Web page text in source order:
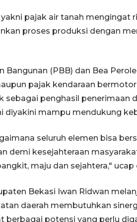
pajak air tanah mengingat
proses produksi dengan
Bangunan (PBB) dan Bea
pajak kendaraan
sebagai penghasil penerimaan
diyakini mampu mendukung
seluruh elemen bisa
demi kesejahteraan
maju dan sejahtera," ucap
Bekasi Iwan Ridwan
daerah membutuhkan
berbagai potensi yang perlu